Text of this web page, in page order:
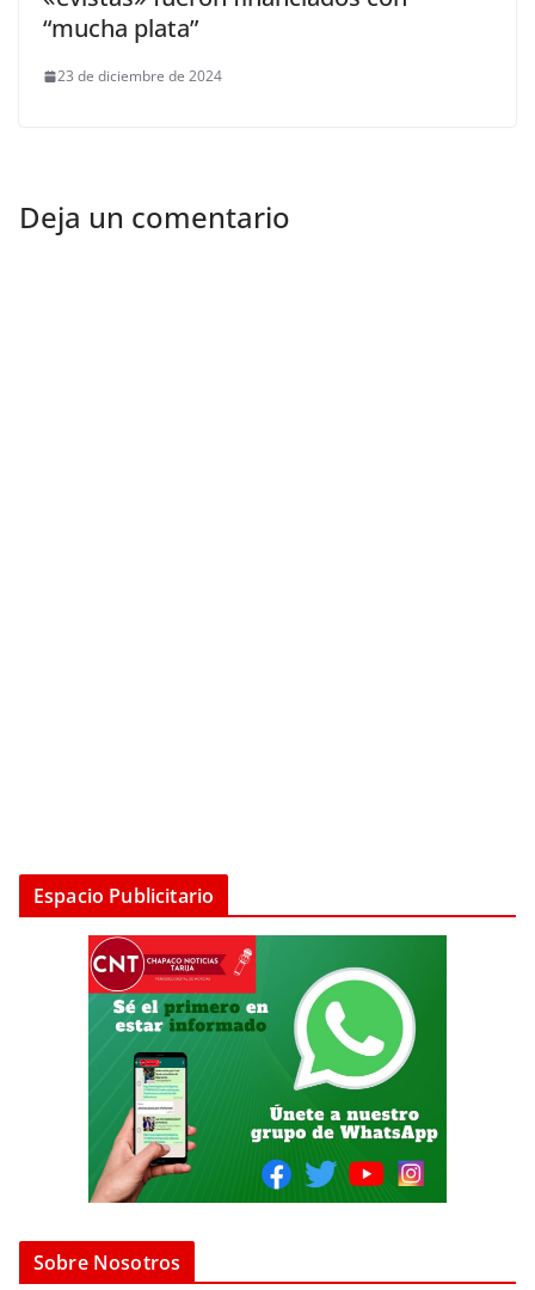
“mucha plata”
23 de diciembre de 2024
Deja un comentario
Espacio Publicitario
Sobre Nosotros